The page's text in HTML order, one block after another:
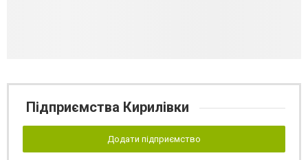
Підприємства Кирилівки
Додати підприємство